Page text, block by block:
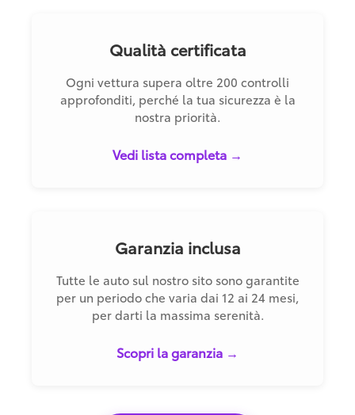
Qualità certificata
Ogni vettura supera oltre 200 controlli
approfonditi, perché la tua sicurezza è la
nostra priorità.
Vedi lista completa →
Garanzia inclusa
Tutte le auto sul nostro sito sono garantite
per un periodo che varia dai 12 ai 24 mesi,
per darti la massima serenità.
Scopri la garanzia →